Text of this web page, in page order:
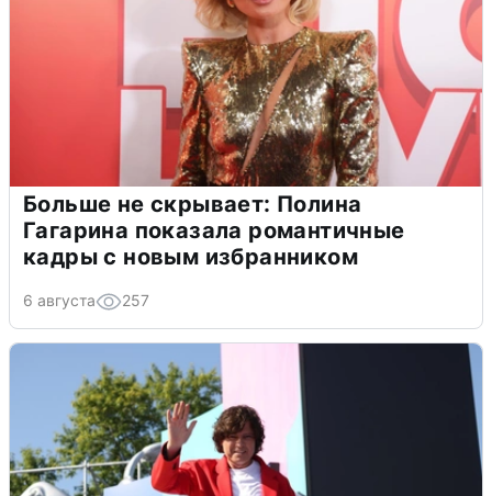
Больше не скрывает: Полина
Гагарина показала романтичные
кадры с новым избранником
6 августа 257